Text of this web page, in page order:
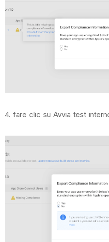
4. fare clic su Avvia test